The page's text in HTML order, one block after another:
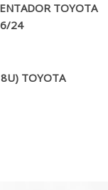
TOYOTA
24
TOYOTA